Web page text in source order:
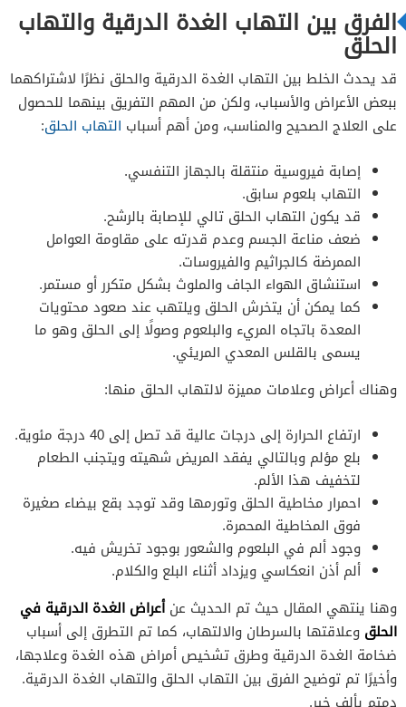
الفرق بين التهاب الغدة الدرقية والتهاب
الحلق
قد يحدث الخلط بين التهاب الغدة الدرقية والحلق نظرًا لاشتراكهما
ببعض الأعراض والأسباب، ولكن من المهم التفريق بينهما للحصول
على العلاج الصحيح والمناسب، ومن أهم أسباب التهاب الحلق:
إصابة فيروسية منتقلة بالجهاز التنفسي.
التهاب بلعوم سابق.
قد يكون التهاب الحلق تالي للإصابة بالرشح.
ضعف مناعة الجسم وعدم قدرته على مقاومة العوامل
الممرضة كالجراثيم والفيروسات.
استنشاق الهواء الجاف والملوث بشكل متكرر أو مستمر.
كما يمكن أن يتخرش الحلق ويلتهب عند صعود محتويات
المعدة باتجاه المريء والبلعوم وصولًا إلى الحلق وهو ما
يسمى بالقلس المعدي المريئي.
وهناك أعراض وعلامات مميزة لالتهاب الحلق منها:
ارتفاع الحرارة إلى درجات عالية قد تصل إلى 40 درجة مئوية.
بلع مؤلم وبالتالي يفقد المريض شهيته ويتجنب الطعام
لتخفيف هذا الألم.
احمرار مخاطية الحلق وتورمها وقد توجد بقع بيضاء صغيرة
فوق المخاطية المحمرة.
وجود ألم في البلعوم والشعور بوجود تخريش فيه.
ألم أذن انعكاسي ويزداد أثناء البلع والكلام.
وهنا ينتهي المقال حيث تم الحديث عنأعراض الغدة الدرقية في
الحلق وعلاقتها بالسرطان والالتهاب، كما تم التطرق إلى أسباب
ضخامة الغدة الدرقية وطرق تشخيص أمراض هذه الغدة وعلاجها،
وأخيرًا تم توضيح الفرق بين التهاب الحلق والتهاب الغدة الدرقية.